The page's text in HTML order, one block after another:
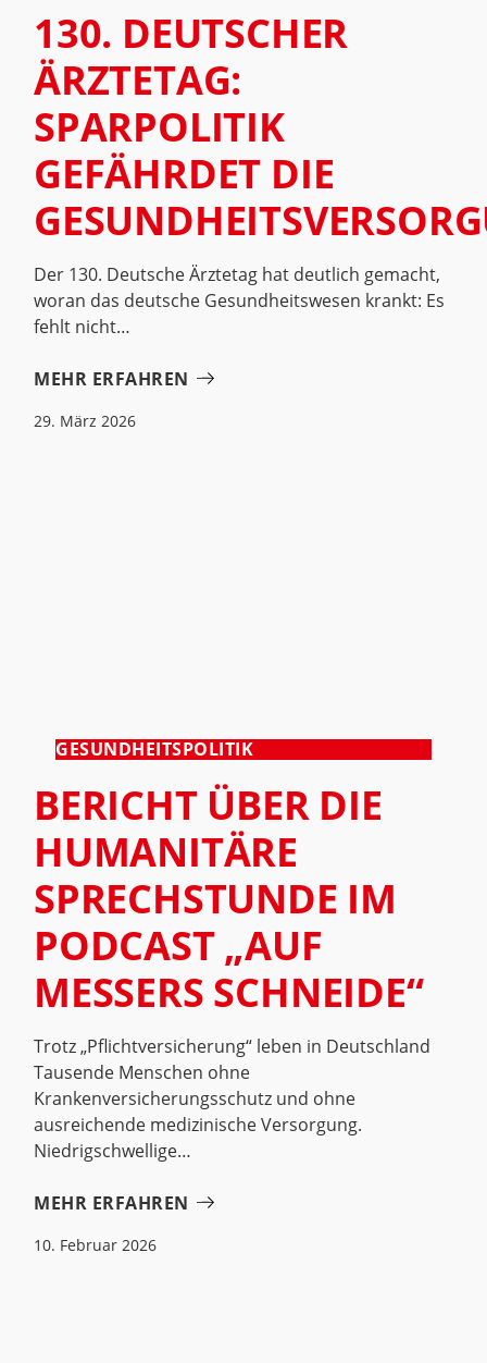
130. DEUTSCHER
ÄRZTETAG:
SPARPOLITIK
GEFÄHRDET DIE
Der 130. Deutsche Ärztetag hat deutlich gemacht,
woran das deutsche Gesundheitswesen krankt: Es
fehlt nicht
MEHR ERFAHREN
29. März 2026
GESUNDHEITSPOLITIK
BERICHT ÜBER DIE
HUMANITÄRE
SPRECHSTUNDE IM
PODCAST „AUF
MESSERS SCHNEIDE“
Trotz „Pflichtversicherung“ leben in Deutschland
Tausende Menschen ohne
Krankenversicherungsschutz und ohne
ausreichende medizinische Versorgung.
Niedrigschwellige
MEHR ERFAHREN
10. Februar 2026